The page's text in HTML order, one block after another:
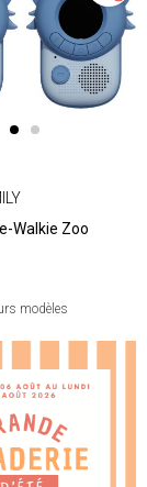
Walkie Zoo
modèles